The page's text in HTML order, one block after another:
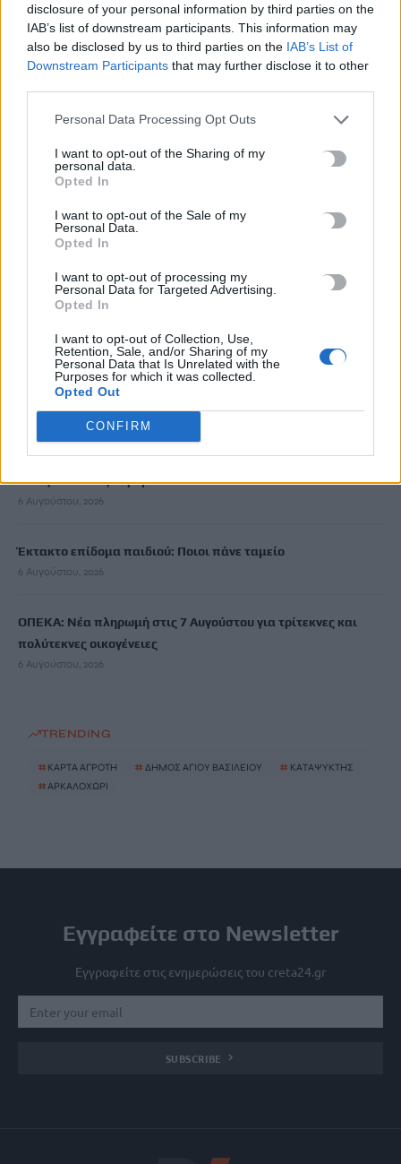
disclosure of your personal information by third parties on the
IAB’s list of downstream participants. This information may
also be disclosed by us to third parties on the IAB’s List of
Downstream Participants that may further disclose it to other
Personal Data Processing Opt Outs
I want to opt-out of the Sharing of my
personal data.
Opted In
I want to opt-out of the Sale of my
Personal Data.
Opted In
I want to opt-out of processing my
Personal Data for Targeted Advertising.
Opted In
I want to opt-out of Collection, Use,
Retention, Sale, and/or Sharing of my
Personal Data that Is Unrelated with the
Purposes for which it was collected.
Opted Out
CONFIRM
Ιδρώτας και διατροφή το καλοκαίρι: Ποιες τροφές προκαλούν
κακοσμία
6 Αυγούστου, 2026
6 Αυγούστου, 2026
Αγιοβασιλιώτικου Παραλιακού Δρόμου
6 Αυγούστου, 2026
Τι δείχνει η ιατροδικαστική εξέταση για τα αίτια θανάτου του
6 Αυγούστου, 2026
Το Αρκαλοχώρι γιόρτασε τον Προστάτη και Πολιούχο του
6 Αυγούστου, 2026
Παρατείνονται τα προληπτικά μέτρα στην Κρήτη για την
ευλογιά των αιγοπροβάτων
6 Αυγούστου, 2026
Έκτακτο επίδομα παιδιού: Ποιοι πάνε ταμείο
6 Αυγούστου, 2026
ΟΠΕΚΑ: Νέα πληρωμή στις 7 Αυγούστου για τρίτεκνες και
πολύτεκνες οικογένειες
6 Αυγούστου, 2026
TRENDING
# ΚΑΡΤΑ ΑΓΡΟΤΗ # ΔΗΜΟΣ ΑΓΙΟΥ ΒΑΣΙΛΕΙΟΥ # ΚΑΤΑΨΥΚΤΗΣ
#ΑΡΚΑΛΟΧΩΡΙ
Εγγραφείτε στο Newsletter
Εγγραφείτε στις ενημερώσεις του creta24.gr
SUBSCRIBE